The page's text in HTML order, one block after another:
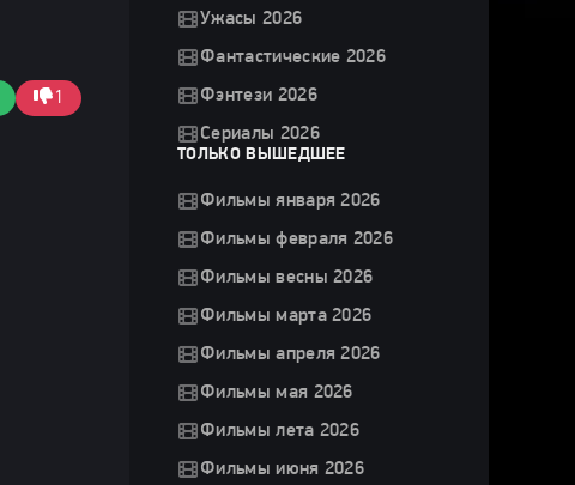
1
Ужасы 2026
Фантастические 2026
Фэнтези 2026
Сериалы 2026
ТОЛЬКО ВЫШЕДШЕЕ
Фильмы января 2026
Фильмы февраля 2026
Фильмы весны 2026
Фильмы марта 2026
Фильмы апреля 2026
Фильмы мая 2026
Фильмы лета 2026
Фильмы июня 2026